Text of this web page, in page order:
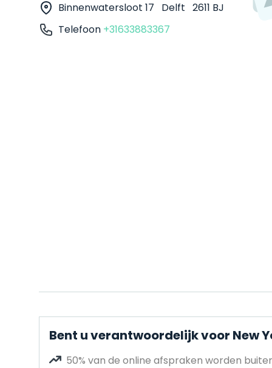
Binnenwatersloot 17 Delft 2611 BJ
Telefoon +31633883367
Bent u verantwoordelijk voor New
50% van de online afspraken worden